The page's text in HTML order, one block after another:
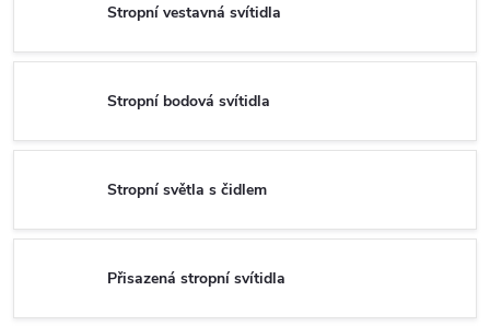
Stropní vestavná svítidla
Stropní bodová svítidla
Stropní světla s čidlem
Přisazená stropní svítidla